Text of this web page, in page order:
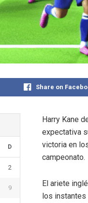
Share on
Harry Kane
expectativa
victoria en
campeonato.
El ariete
los instantes
D
2
9